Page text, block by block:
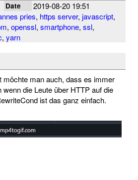
Date 2019-08-20 19:51
pries, https server, javascript,
, openssl, smartphone, ssl,
, yarn
möchte man auch, dass es immer
die Leute über HTTP auf die
ist das ganz einfach.